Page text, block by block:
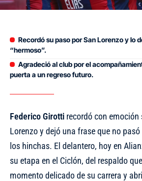
Recordó su paso por San Lorenzo y lo
“hermoso”.
Agradeció al club por el
puerta a un regreso futuro.
Federico Girotti recordó con emoción
Lorenzo y dejó una frase que no
los hinchas. El delantero, hoy en
su etapa en el Ciclón, del respaldo
momento delicado de su carrera y